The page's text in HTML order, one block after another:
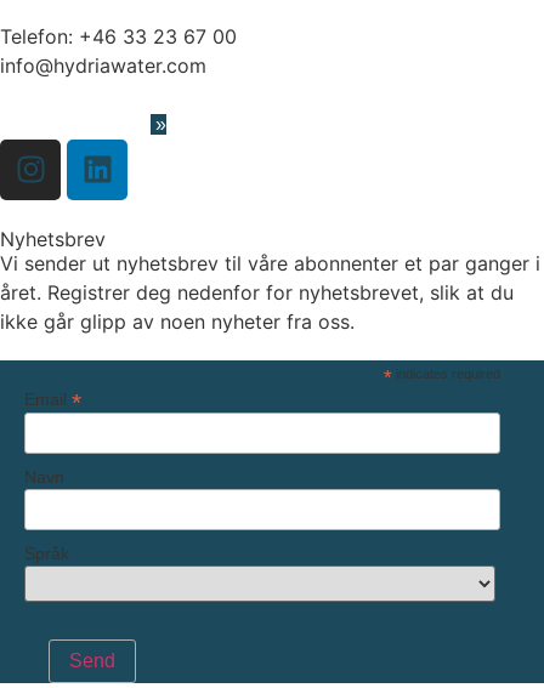
Telefon: +46 33 23 67 00
info@hydriawater.com
»
Nyhetsbrev
Vi sender ut nyhetsbrev til våre abonnenter et par ganger i
året. Registrer deg nedenfor for nyhetsbrevet, slik at du
ikke går glipp av noen nyheter fra oss.
*indicates required
Email *
Navn
Språk